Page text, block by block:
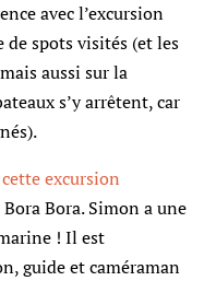
avec l’excursion
de spots visités (et les
aussi sur la
s’y arrêtent, car
cette excursion
Bora. Simon a une
! Il est
guide et caméraman